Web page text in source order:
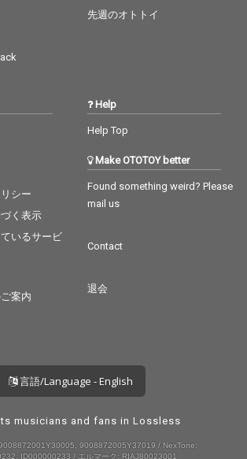
先週のオトトイ
シー
く表示
いるサービ
案内
Help
Help Top
Make OTOTOY better
Found something weird? Please
mail us
Contact
退会
言語/Language - English
musicians and fans in Lossless
9008872005Y37019 / NexTone:
ID000000233 / エルマーク: RIAJ80023001